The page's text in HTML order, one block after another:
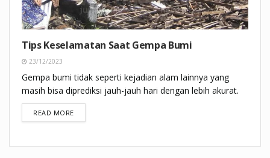
Tips Keselamatan Saat Gempa Bumi
23/12/2023
Gempa bumi tidak seperti kejadian alam lainnya yang
masih bisa diprediksi jauh-jauh hari dengan lebih akurat.
READ MOREDETAILS